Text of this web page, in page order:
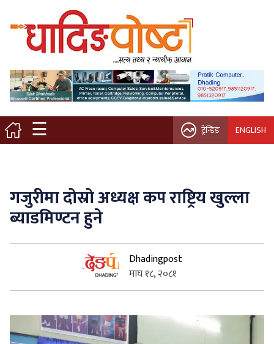
☰
मुख्य पृष्ठ
स्थानीय समाचार
विचार / ब्लग
नगर/गाउँ पालिका
कृषि/सहकारी
साहित्य / संस्कृति
सुचनाहरु
ट्रेन्डिङ ENGLISH
गजुरीमा दोस्रो अध्यक्ष कप राष्ट्रिय खुल्ला
ब्याडमिण्टन हुने
Dhadingpost
माघ १८, २०८१